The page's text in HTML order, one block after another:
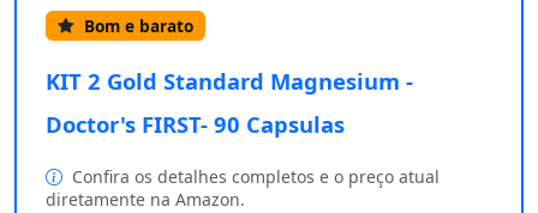
Bom e barato
KIT 2 Gold Standard Magnesium -
Doctor's FIRST- 90 Capsulas
Confira os detalhes completos e o preço atual
diretamente na Amazon.